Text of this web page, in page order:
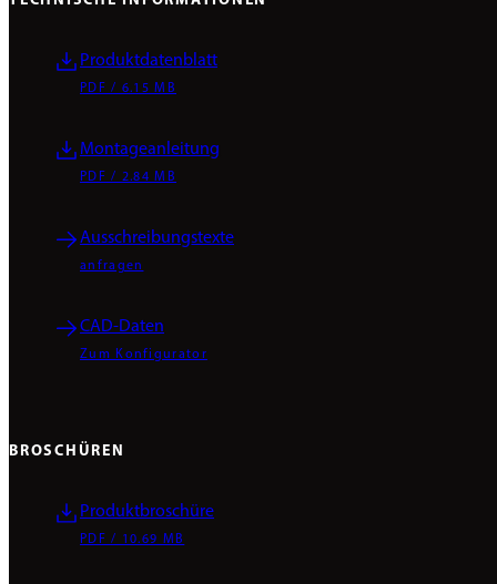
Produktdatenblatt
PDF / 6.15 MB
Montageanleitung
PDF / 2.84 MB
Ausschreibungstexte
anfragen
CAD-Daten
Zum Konfigurator
BROSCHÜREN
Produktbroschüre
PDF / 10.69 MB